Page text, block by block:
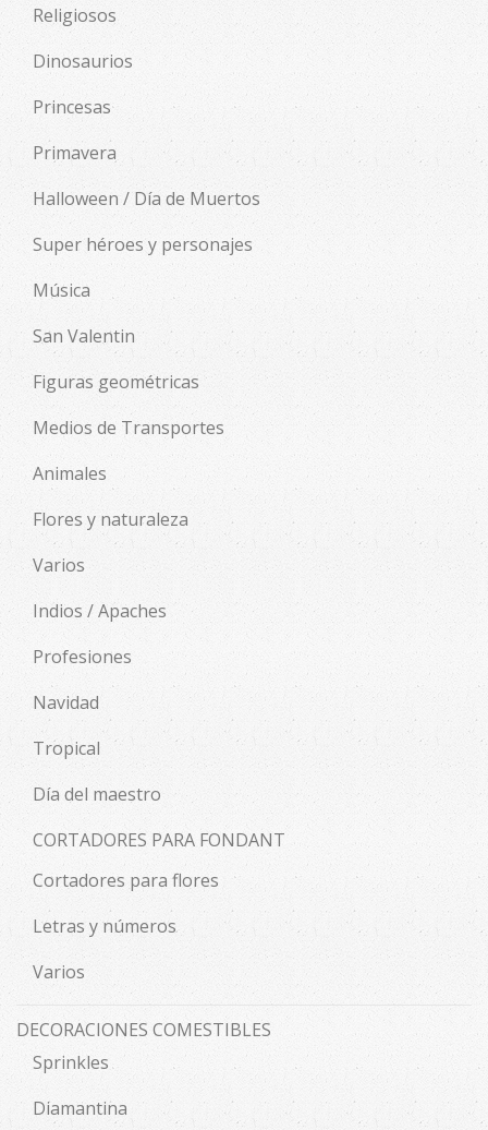
Religiosos
Dinosaurios
Princesas
Primavera
Halloween / Día de Muertos
Super héroes y personajes
Música
San Valentin
Figuras geométricas
Medios de Transportes
Animales
Flores y naturaleza
Varios
Indios / Apaches
Profesiones
Navidad
Tropical
Día del maestro
CORTADORES PARA FONDANT
Cortadores para flores
Letras y números
Varios
DECORACIONES COMESTIBLES
Sprinkles
Diamantina